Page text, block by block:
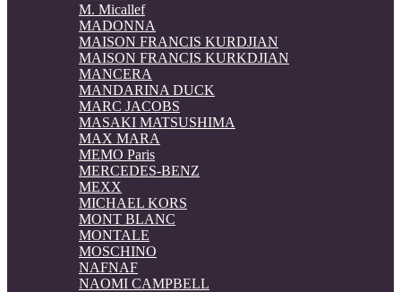
M. Micallef
MADONNA
MAISON FRANCIS KURDJIAN
MAISON FRANCIS KURKDJIAN
MANCERA
MANDARINA DUCK
MARC JACOBS
MASAKI MATSUSHIMA
MAX MARA
MEMO Paris
MERCEDES-BENZ
MEXX
MICHAEL KORS
MONT BLANC
MONTALE
MOSCHINO
NAFNAF
NAOMI CAMPBELL